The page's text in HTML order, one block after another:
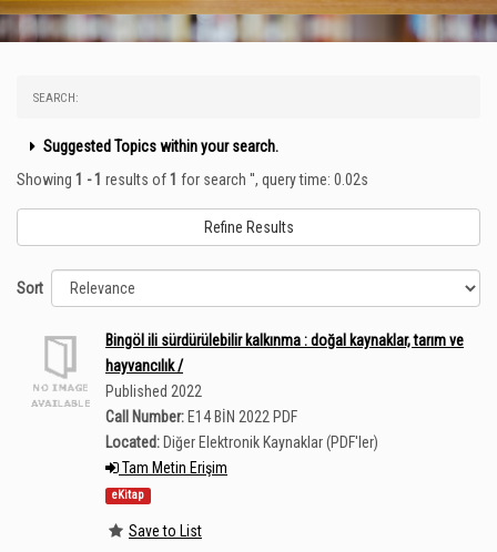
SEARCH:
Suggested Topics within your search.
Showing 1 - 1 results of1 for search '', query time: 0.02s
Refine Results
Sort
Bingöl ili sürdürülebilir kalkınma : doğal kaynaklar, tarım ve
hayvancılık /
Published 2022
Call Number: E14 BİN 2022 PDF
Located: Diğer Elektronik Kaynaklar (PDF'ler)
Tam Metin Erişim
eKitap
Save to List